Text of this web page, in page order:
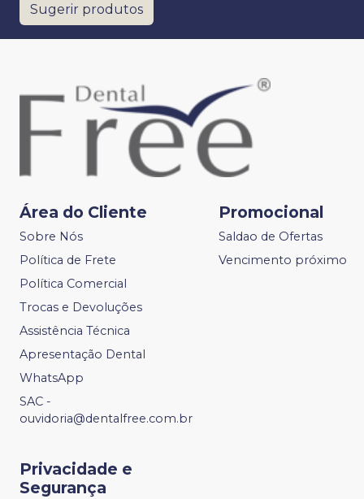
Sugerir produtos
Área do Cliente
Sobre Nós
Política de Frete
Política Comercial
Trocas e Devoluções
Assistência Técnica
Apresentação Dental
WhatsApp
SAC -
ouvidoria@dentalfree.com.br
Promocional
Saldao de Ofertas
Vencimento próximo
Privacidade e
Segurança